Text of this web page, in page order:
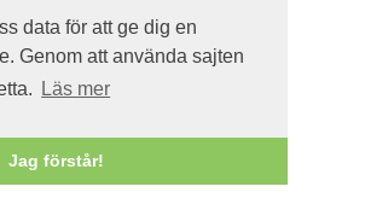
data för att ge dig en
Genom att använda sajten
Läs mer
Jag förstår!